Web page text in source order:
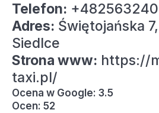
Telefon:
Adres: Świętojańska
Siedlce
Strona www: https://
taxi.pl/
Ocena w Google: 3.5
Ocen: 52